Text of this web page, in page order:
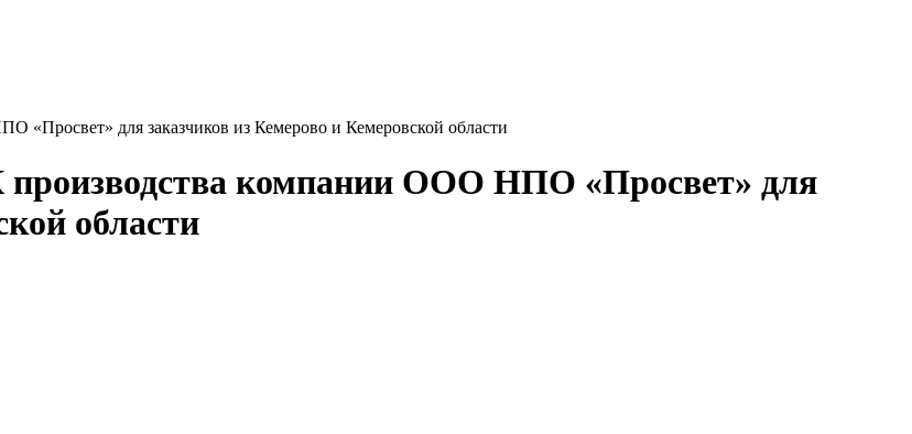
для заказчиков из Кемерово и Кемеровской области
производства компании ООО НПО «Просвет» для
области